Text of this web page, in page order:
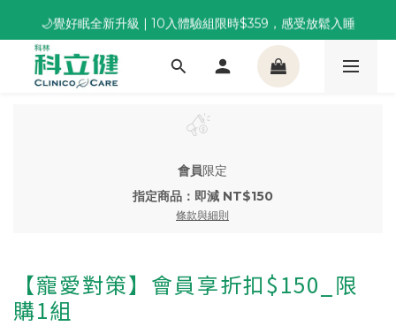
董事長推薦保養組合｜體驗價 $1,800 起，最高享 6 折
🌙覺好眠全新升級 | 10入體驗組限時$359，感受放鬆入睡
董事長推薦保養組合｜體驗價 $1,800 起，最高享 6 折
會員限定
指定商品：即減 NT$150
條款與細則
【寵愛對策】會員享折扣$150_限
購1組